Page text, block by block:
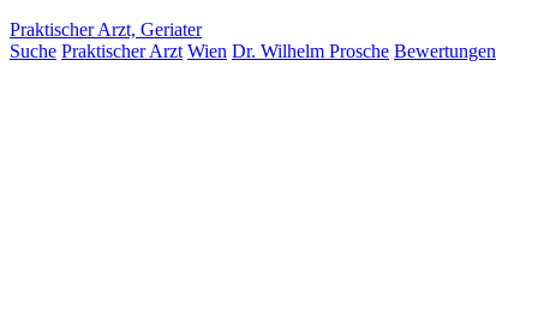
Praktischer Arzt, Geriater
Suche Praktischer Arzt Wien Dr. Wilhelm Prosche Bewertungen